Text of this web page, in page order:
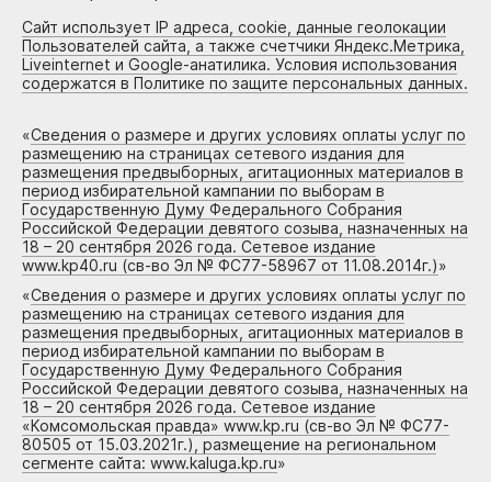
Сайт использует IP адреса, cookie, данные геолокации
Пользователей сайта, а также счетчики Яндекс.Метрика,
Liveinternet и Google-анатилика. Условия использования
содержатся в Политике по защите персональных данных.
«Сведения о размере и других условиях оплаты услуг по
размещению на страницах сетевого издания для
размещения предвыборных, агитационных материалов в
период избирательной кампании по выборам в
Государственную Думу Федерального Собрания
Российской Федерации девятого созыва, назначенных на
18 – 20 сентября 2026 года. Сетевое издание
www.kp40.ru (св-во Эл № ФС77-58967 от 11.08.2014г.)»
«Сведения о размере и других условиях оплаты услуг по
размещению на страницах сетевого издания для
размещения предвыборных, агитационных материалов в
период избирательной кампании по выборам в
Государственную Думу Федерального Собрания
Российской Федерации девятого созыва, назначенных на
18 – 20 сентября 2026 года. Сетевое издание
«Комсомольская правда» www.kp.ru (св-во Эл № ФС77-
80505 от 15.03.2021г.), размещение на региональном
сегменте сайта: www.kaluga.kp.ru»